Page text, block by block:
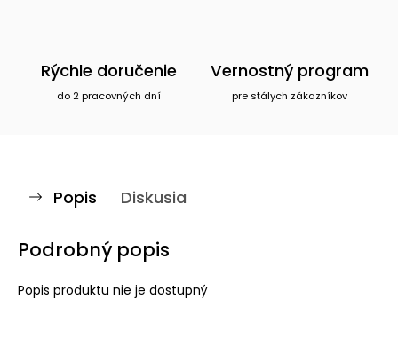
Rýchle doručenie
do 2 pracovných dní
Vernostný program
pre stálych zákazníkov
Popis Diskusia
Podrobný popis
Popis produktu nie je dostupný